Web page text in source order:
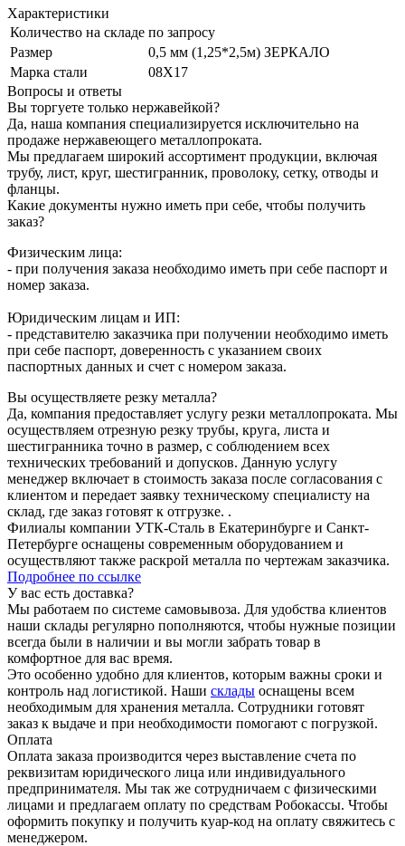
Характеристики
Количество на складе по запросу
Размер
0,5 мм (1,25*2,5м) ЗЕРКАЛО
Марка стали
08Х17
Вопросы и ответы
Вы торгуете только нержавейкой?
Да, наша компания специализируется исключительно на
продаже нержавеющего металлопроката.
Мы предлагаем широкий ассортимент продукции, включая
трубу, лист, круг, шестигранник, проволоку, сетку, отводы и
фланцы.
Какие документы нужно иметь при себе, чтобы получить
заказ?
Физическим лица:
- при получения заказа необходимо иметь при себе паспорт и
номер заказа.
Юридическим лицам и ИП:
- представителю заказчика при получении необходимо иметь
при себе паспорт, доверенность с указанием своих
паспортных данных и счет с номером заказа.
Вы осуществляете резку металла?
Да, компания предоставляет услугу резки металлопроката. Мы
осуществляем отрезную резку трубы, круга, листа и
шестигранника точно в размер, с соблюдением всех
технических требований и допусков. Данную услугу
менеджер включает в стоимость заказа после согласования с
клиентом и передает заявку техническому специалисту на
склад, где заказ готовят к отгрузке. .
Филиалы компании УТК-Сталь в Екатеринбурге и Санкт-
Петербурге оснащены современным оборудованием и
осуществляют также раскрой металла по чертежам заказчика.
Подробнее по ссылке
У вас есть доставка?
Мы работаем по системе самовывоза. Для удобства клиентов
наши склады регулярно пополняются, чтобы нужные позиции
всегда были в наличии и вы могли забрать товар в
комфортное для вас время.
Это особенно удобно для клиентов, которым важны сроки и
контроль над логистикой. Наши склады оснащены всем
необходимым для хранения металла. Сотрудники готовят
заказ к выдаче и при необходимости помогают с погрузкой.
Оплата
Оплата заказа производится через выставление счета по
реквизитам юридического лица или индивидуального
предпринимателя. Мы так же сотрудничаем с физическими
лицами и предлагаем оплату по средствам Робокассы. Чтобы
оформить покупку и получить куар-код на оплату свяжитесь с
менеджером.